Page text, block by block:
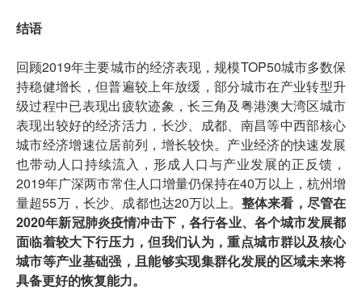
结语
回顾2019年主要城市的经济表现，规模TOP50城市多数保
持稳健增长，但普遍较上年放缓，部分城市在产业转型升
级过程中已表现出疲软迹象，长三角及粤港澳大湾区城市
表现出较好的经济活力，长沙、成都、南昌等中西部核心
城市经济增速位居前列，增长较快。产业经济的快速发展
也带动人口持续流入，形成人口与产业发展的正反馈，
2019年广深两市常住人口增量仍保持在40万以上，杭州增
量超55万，长沙、成都也达20万以上。 整体来看，尽管在
2020年新冠肺炎疫情冲击下，各行各业、各个城市发展都
面临着较大下行压力，但我们认为，重点城市群以及核心
城市等产业基础强，且能够实现集群化发展的区域未来将
具备更好的恢复能力。